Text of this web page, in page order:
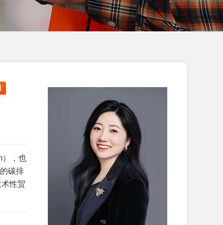
），也
碳排
性贸
顺利通过SEDEX-2P验...
恭贺天津市XX标准件厂2026年2月顺
恭贺天津XX地毯有限公司2026年2月
恭贺淮安XX国际贸易有限公司2026年
1月顺利通过SEDEX-2...
恭贺青岛XX睫毛有限公司2026年1月
顺利通过WCA验厂...
恭贺广汉市XX电热器材有限公司2026
年1月顺利通过翠认证...
恭贺XX洛阳铜业有限公司2026年1月
顺利通过翠鸟认证...